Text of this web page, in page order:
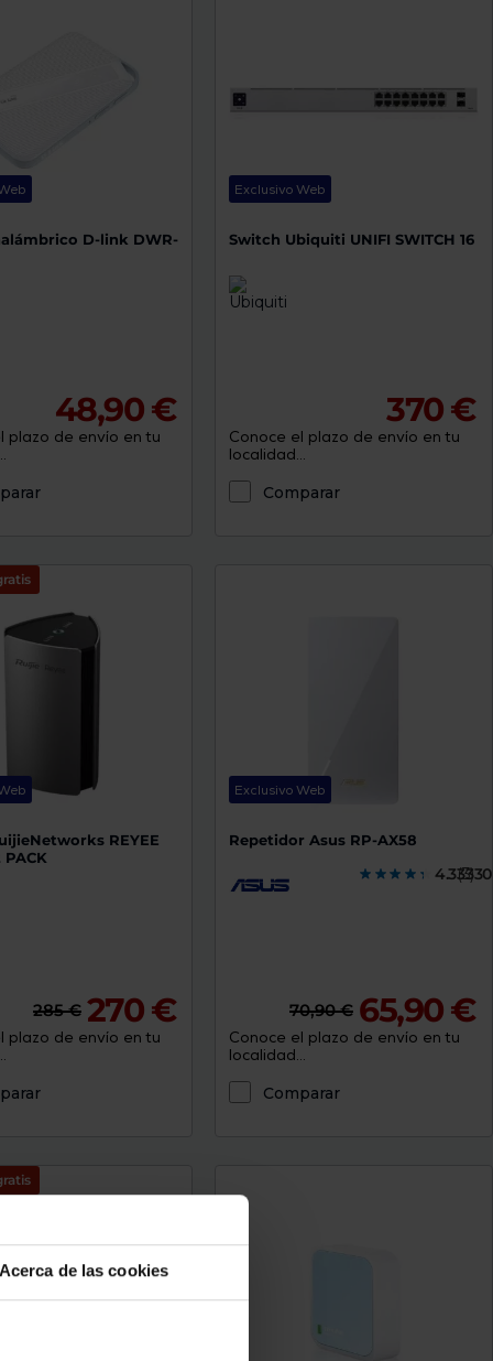
Acerca de las cookies
D-link DWR-
48,90 €
plazo de envío en tu
Exclusivo Web
Switch Ubiquiti UNIFI SWITCH 16
370 €
Conoce el plazo de envío en tu
localidad...
Comparar
REYEE
PACK
285 € 270 €
plazo de envío en tu
Exclusivo Web
Repetidor Asus RP-AX58
(3)
70,90 € 65,90 €
Conoce el plazo de envío en tu
localidad...
Comparar